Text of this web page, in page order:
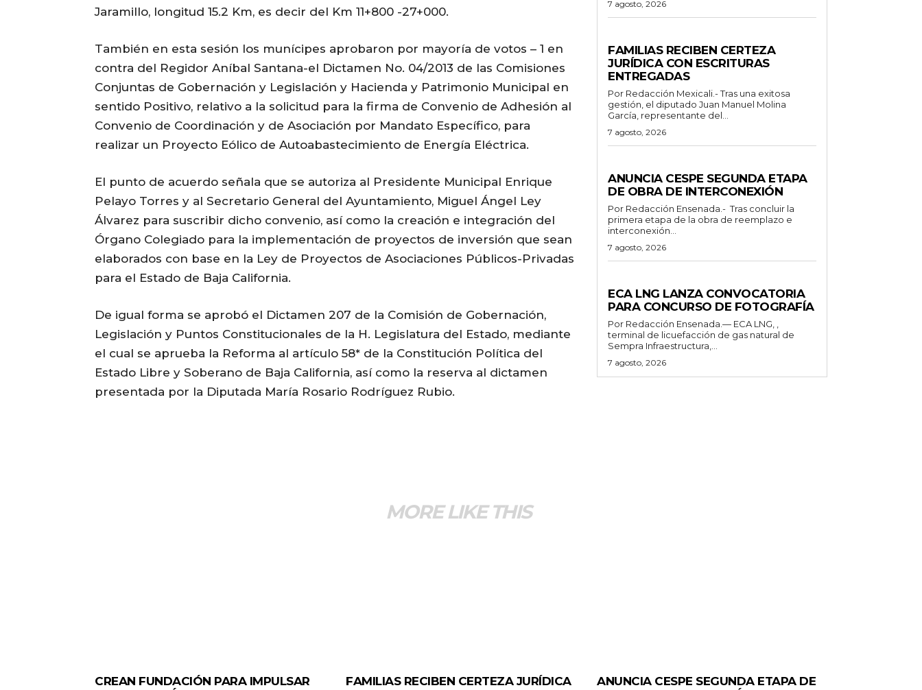
Jaramillo, longitud 15.2 Km, es decir del Km 11+800 -27+000.
También en esta sesión los munícipes aprobaron por mayoría de votos – 1 en
contra del Regidor Aníbal Santana-el Dictamen No. 04/2013 de las Comisiones
Conjuntas de Gobernación y Legislación y Hacienda y Patrimonio Municipal en
sentido Positivo, relativo a la solicitud para la firma de Convenio de Adhesión al
Convenio de Coordinación y de Asociación por Mandato Específico, para
realizar un Proyecto Eólico de Autoabastecimiento de Energía Eléctrica.
El punto de acuerdo señala que se autoriza al Presidente Municipal Enrique
Pelayo Torres y al Secretario General del Ayuntamiento, Miguel Ángel Ley
Álvarez para suscribir dicho convenio, así como la creación e integración del
Órgano Colegiado para la implementación de proyectos de inversión que sean
elaborados con base en la Ley de Proyectos de Asociaciones Públicos-Privadas
para el Estado de Baja California.
De igual forma se aprobó el Dictamen 207 de la Comisión de Gobernación,
Legislación y Puntos Constitucionales de la H. Legislatura del Estado, mediante
el cual se aprueba la Reforma al artículo 58* de la Constitución Política del
Estado Libre y Soberano de Baja California, así como la reserva al dictamen
presentada por la Diputada María Rosario Rodríguez Rubio.
7 agosto, 2026
FAMILIAS RECIBEN CERTEZA
JURÍDICA CON ESCRITURAS
ENTREGADAS
Por Redacción Mexicali.- Tras una exitosa
gestión, el diputado Juan Manuel Molina
García, representante del...
7 agosto, 2026
ANUNCIA CESPE SEGUNDA ETAPA
DE OBRA DE INTERCONEXIÓN
Por Redacción Ensenada.- Tras concluir la
primera etapa de la obra de reemplazo e
interconexión...
7 agosto, 2026
ECA LNG LANZA CONVOCATORIA
PARA CONCURSO DE FOTOGRAFÍA
Por Redacción Ensenada.— ECA LNG, ,
terminal de licuefacción de gas natural de
Sempra Infraestructura,...
7 agosto, 2026
MORE LIKE THIS
CREAN FUNDACIÓN PARA IMPULSAR
FAMILIAS RECIBEN CERTEZA JURÍDICA
ANUNCIA CESPE SEGUNDA ETAPA DE